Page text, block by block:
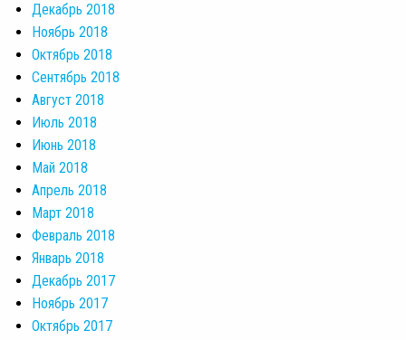
Декабрь 2018
Ноябрь 2018
Октябрь 2018
Сентябрь 2018
Август 2018
Июль 2018
Июнь 2018
Май 2018
Апрель 2018
Март 2018
Февраль 2018
Январь 2018
Декабрь 2017
Ноябрь 2017
Октябрь 2017